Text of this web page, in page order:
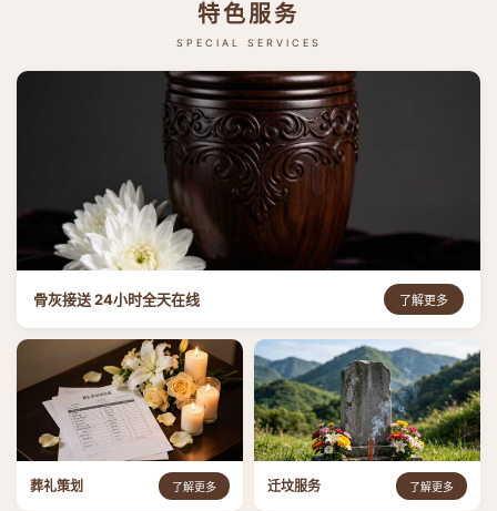
特色服务
SPECIAL SERVICES
骨灰接送 24小时全天在线 了解更多
葬礼策划 了解更多 迁坟服务 了解更多